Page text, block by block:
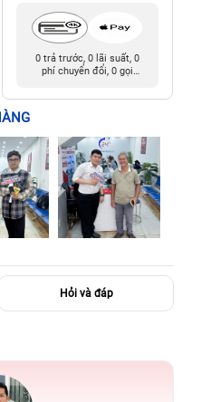
0 trả trước, 0 lãi suất, 0
phí chuyển đổi, 0 gọi
Hỏi và đáp